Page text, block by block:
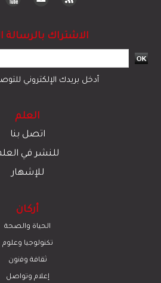
الاشتراك بالرسالة
أدخل بريدك الإلكتروني
العلم
اتصل بنا
للنشر في
للإشهار
أركان
الحياة والصحة
تكنولوجيا وعلوم
ﺛﻘﺎﻓﺔ وﻓﻧون
إعلام وتواصل